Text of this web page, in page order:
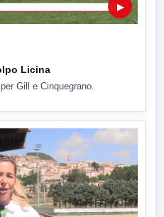
▶
Licina
Gill e Cinquegrano.